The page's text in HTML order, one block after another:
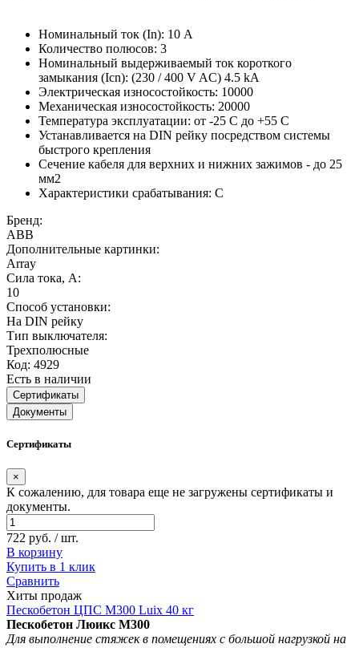
Номинальный ток (In): 10 A
Количество полюсов: 3
Номинальный выдерживаемый ток короткого
замыкания (Icn): (230 / 400 V AC) 4.5 kA
Электрическая износостойкость: 10000
Механическая износостойкость: 20000
Температура эксплуатации: от -25 С до +55 С
Устанавливается на DIN рейку посредством системы
быстрого крепления
Сечение кабеля для верхних и нижних зажимов - до 25
мм2
Характеристики срабатывания: С
Бренд:
ABB
Дополнительные картинки:
Array
Сила тока, А:
10
Способ установки:
На DIN рейку
Тип выключателя:
Трехполюсные
Код: 4929
Есть в наличии
Сертификаты
Документы
Сертификаты
×
К сожалению, для товара еще не загружены сертификаты и
документы.
722 руб. / шт.
В корзину
Купить в 1 клик
Сравнить
Хиты продаж
Пескобетон ЦПС М300 Luix 40 кг
Пескобетон Люикс М300
Для выполнение стяжек в помещениях с большой нагрузкой на